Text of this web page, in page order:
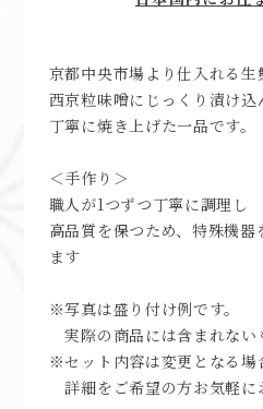
京都中央市場より仕入れる生
西京粒味噌にじっくり漬け込
＜手作り＞
職人が1つずつ丁寧に調理し
高品質を保つため、特殊機器
※写真は盛り付け例です。
実際の商品には含まれない
※セット内容は変更となる場